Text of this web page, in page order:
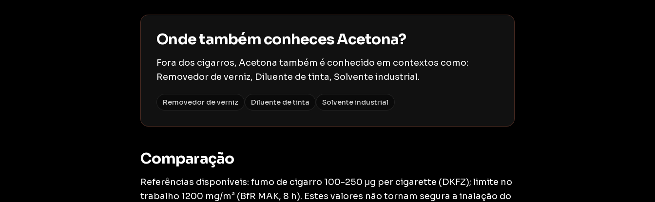
Onde também conheces Acetona?
Fora dos cigarros, Acetona também é conhecido em contextos como:
Removedor de verniz, Diluente de tinta, Solvente industrial.
Removedor de verniz Diluente de tinta Solvente industrial
Comparação
Referências disponíveis: fumo de cigarro 100-250 μg per cigarette (DKFZ); limite no
trabalho 1200 mg/m³ (BfR MAK, 8 h). Estes valores não tornam segura a inalação do